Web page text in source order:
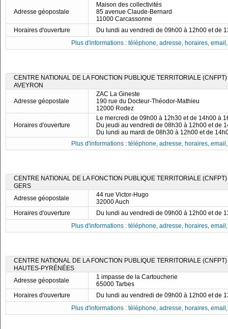
Adresse géopostale
Maison des collectivités
85 avenue Claude-Bernard
11000 Carcassonne
Horaires d'ouverture
Du lundi au vendredi de 09h00 à 12h00 et de
Plus d'informations : téléphone, adresse, horaires,
CENTRE NATIONAL DE LA FONCTION PUBLIQUE TERRITORIALE
AVEYRON
Adresse géopostale
ZAC La Gineste
190 rue du Docteur-Théodor-Mathieu
12000 Rodez
Horaires d'ouverture
Le mercredi de 09h00 à 12h30 et de 14h00 à
Du jeudi au vendredi de 08h30 à 12h00 et de
Du lundi au mardi de 08h30 à 12h00 et de
Plus d'informations : téléphone, adresse, horaires,
CENTRE NATIONAL DE LA FONCTION PUBLIQUE TERRITORIALE
GERS
Adresse géopostale
44 rue Victor-Hugo
32000 Auch
Horaires d'ouverture
Du lundi au vendredi de 09h00 à 12h00 et de
Plus d'informations : téléphone, adresse, horaires,
CENTRE NATIONAL DE LA FONCTION PUBLIQUE TERRITORIALE
HAUTES-PYRÉNÉES
Adresse géopostale
1 impasse de la Cartoucherie
65000 Tarbes
Horaires d'ouverture
Du lundi au vendredi de 09h00 à 12h00 et de
Plus d'informations : téléphone, adresse, horaires,